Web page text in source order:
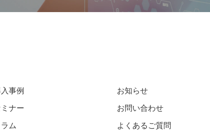
事例
ナー
ム
お知らせ
お問い合わせ
よくあるご質問